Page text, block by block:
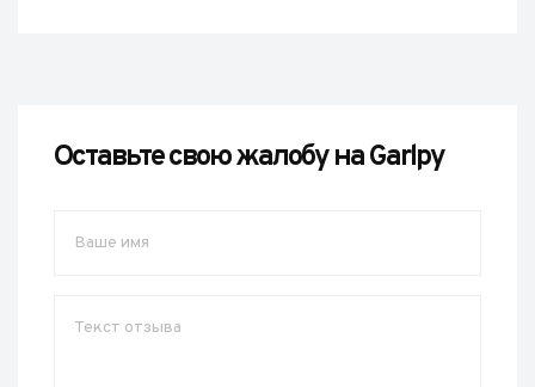
Оставьте свою жалобу на Garlpy